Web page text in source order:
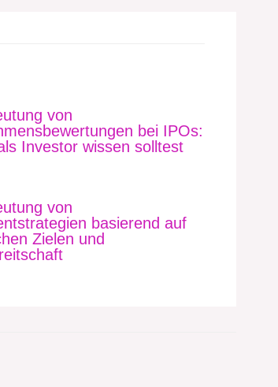
von
bei IPOs:
Investor wissen solltest
von
basierend auf
Zielen und